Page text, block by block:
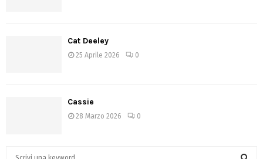
Cat Deeley
25 Aprile 2026 0
Cassie
28 Marzo 2026 0